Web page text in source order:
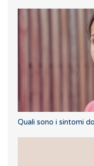
Quali sono i sintomi